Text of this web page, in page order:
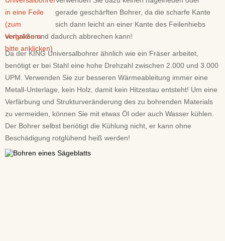
gerade geschärften Bohrer, da die scharfe Kante
sich dann leicht an einer Kante des Feilenhiebs
verhaken und dadurch abbrechen kann!
Da der KING Universalbohrer ähnlich wie ein Fräser arbeitet,
benötigt er bei Stahl eine hohe Drehzahl zwischen 2.000 und 3.000
UPM. Verwenden Sie zur besseren Wärmeableitung immer eine
Metall-Unterlage, kein Holz, damit kein Hitzestau entsteht! Um eine
Verfärbung und Strukturveränderung des zu bohrenden Materials
zu vermeiden, können Sie mit etwas Öl oder auch Wasser kühlen.
Der Bohrer selbst benötigt die Kühlung nicht, er kann ohne
Beschädigung rotglühend heiß werden!